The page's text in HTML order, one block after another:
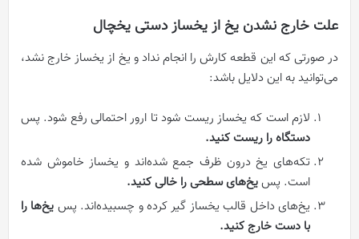
علت خارج نشدن یخ از یخساز دستی یخچال
در صورتی که این قطعه کارش را انجام نداد و یخ از یخساز خارج نشد،
می‌توانید به این دلایل باشد:
لازم است که یخساز ریست شود تا ارور احتمالی رفع شود. پس
دستگاه را ریست کنید.
تکه‌های یخ درون ظرف جمع شده‌اند و یخساز خاموش شده
است. پسیخ‌های سطحی را خالی کنید.
یخ‌های داخل قالب یخساز گیر کرده و چسبیده‌اند. پس یخ‌ها را
با دست خارج کنید.